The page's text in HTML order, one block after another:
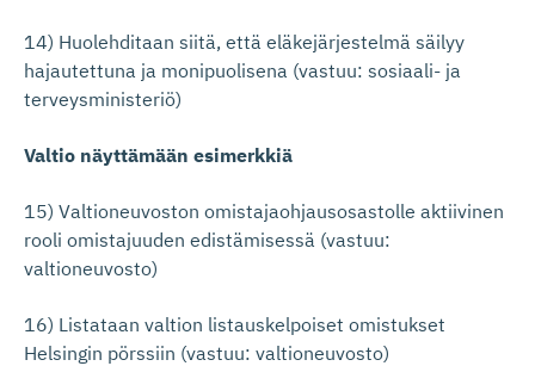
14) Huolehditaan siitä, että eläkejärjestelmä säilyy
hajautettuna ja monipuolisena (vastuu: sosiaali- ja
terveysministeriö)
Valtio näyttämään esimerkkiä
15) Valtioneuvoston omistajaohjausosastolle aktiivinen
rooli omistajuuden edistämisessä (vastuu:
valtioneuvosto)
16) Listataan valtion listauskelpoiset omistukset
Helsingin pörssiin (vastuu: valtioneuvosto)